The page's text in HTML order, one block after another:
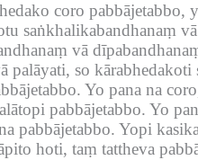
coro pabbājetabbo,
saṅkhalikabandhanaṃ
vā
so kārabhedakoti
Yo pana na
pabbājetabbo. Yo
pabbājetabbo. Yopi
hoti, taṃ tattheva